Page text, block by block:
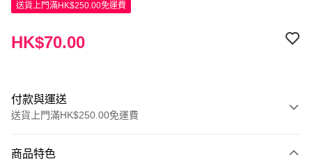
送貨上門滿HK$250.00免運費
HK$70.00
付款與運送
送貨上門滿HK$250.00免運費
信用卡
商品特色